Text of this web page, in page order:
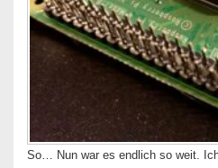
So… Nun war es endlich so weit.